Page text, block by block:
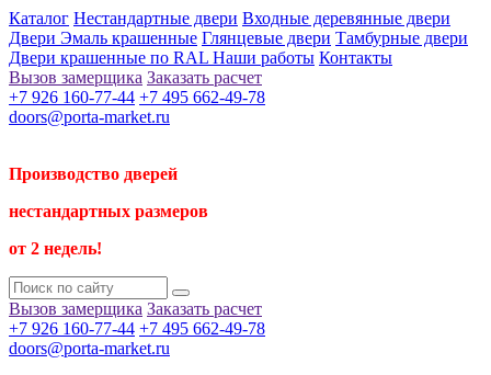
Каталог Нестандартные двери Входные деревянные двери
Двери Эмаль крашенные Глянцевые двери Тамбурные двери
Двери крашенные по RAL Наши работы Контакты
Вызов замерщика Заказать расчет
+7 926 160-77-44 +7 495 662-49-78
doors@porta-market.ru
Производство дверей
нестандартных размеров
от 2 недель!
Вызов замерщика Заказать расчет
+7 926 160-77-44 +7 495 662-49-78
doors@porta-market.ru